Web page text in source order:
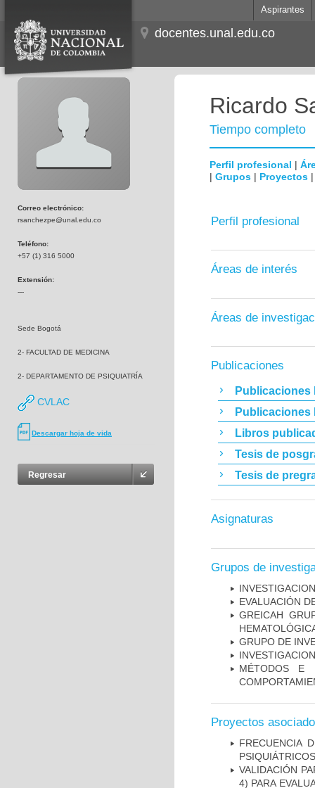
Aspirantes
docentes.unal.edu.co
Correo electrónico:
rsanchezpe@unal.edu.co
Teléfono:
+57 (1) 316 5000
Extensión:
---
Sede Bogotá
2- FACULTAD DE MEDICINA
2- DEPARTAMENTO DE PSIQUIATRÍA
CVLAC
Descargar hoja de vida
Regresar
Ricardo
Tiempo completo
Perfil profesional |
| Grupos | Proyectos
Perfil profesional
Áreas de interés
Áreas de
Publicaciones
Publicaciones
Publicaciones
Libros
Tesis de
Tesis de
Asignaturas
Grupos de
EVALUACIÓN
GREICAH
GRUPO DE
MÉTODOS E
Proyectos
FRECUENCIA
VALIDACIÓN
4) PARA